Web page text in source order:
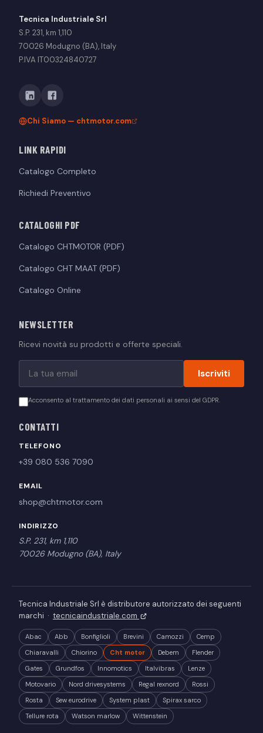
Tecnica Industriale Srl
S.P. 231, km 1,110
70026 Modugno (BA), Italy
P.IVA IT00324840727
Chi Siamo — chtmotor.com
LINK RAPIDI
Catalogo Completo
Richiedi Preventivo
CATALOGHI PDF
Catalogo CHTMOTOR (PDF)
Catalogo CHT MAAT (PDF)
Catalogo Online
NEWSLETTER
Ricevi novità su prodotti e offerte speciali.
Iscriviti
Acconsento al trattamento dei dati personali ai sensi del GDPR.
CONTATTI
TELEFONO
+39 080 536 7090
EMAIL
shop@chtmotor.com
INDIRIZZO
S.P. 231, km 1,110
70026 Modugno (BA), Italy
Tecnica Industriale Srl è distributore autorizzato dei seguenti
marchi · tecnicaindustriale.com
Abac Abb Bonfiglioli Brevini Camozzi
Cemp
Chiaravalli
Chiorino Cht motor Debem
Flender
Gates
Grundfos Innomotics Italvibras
Lenze
Motovario
Nord drivesystems Regal rexnord
Rossi
Rosta
Sew eurodrive System plast
Spirax sarco
Tellure rota
Watson marlow Wittenstein